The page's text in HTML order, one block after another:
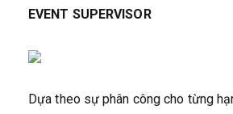
EVENT SUPERVISOR
Dựa theo sự phân công cho từng